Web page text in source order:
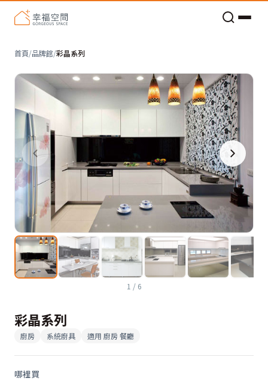
首頁/品牌館/彩晶系列
1 / 6
彩晶系列
廚房 系統廚具 適用 廚房 餐廳
哪裡買